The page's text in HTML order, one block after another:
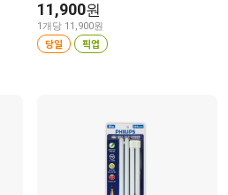
11,900원
1개당 11,900원
당일 픽업